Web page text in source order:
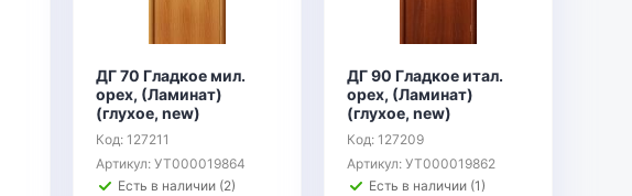
ДГ 70 Гладкое мил.
орех, (Ламинат)
(глухое, new)
Код: 127211
Артикул: УТ000019864
Есть в наличии (2)
ДГ 90 Гладкое итал.
орех, (Ламинат)
(глухое, new)
Код: 127209
Артикул: УТ000019862
Есть в наличии (1)